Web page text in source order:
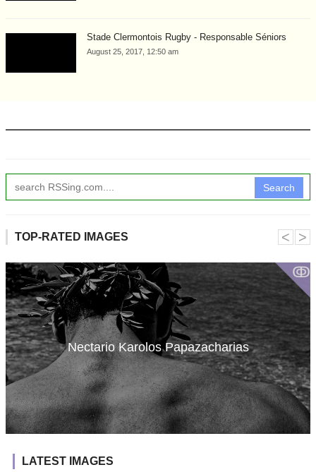
Stade Clermontois Rugby - Responsable Séniors
August 25, 2017, 12:50 am
Search
TOP-RATED IMAGES
ↂ
Nectario Karolos Papazacharias
˂ ˃
LATEST IMAGES